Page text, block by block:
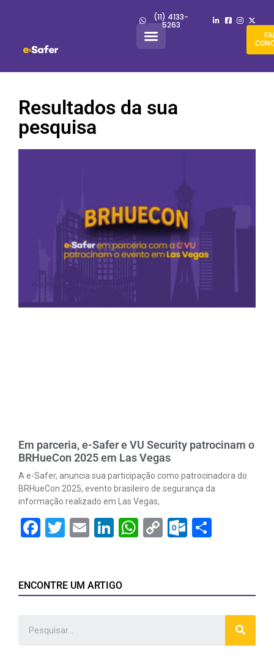
(11) 4133-
5263
Resultados da sua
pesquisa
Em parceria, e-Safer e VU Security patrocinam o
BRHueCon 2025 em Las Vegas
A e-Safer, anuncia sua participação como patrocinadora do
BRHueCon 2025, evento brasileiro de segurança da
informação realizado em Las Vegas,
Facebook
Twitter
EmailLinkedIn
WhatsApp
Copy
ENCONTRE UM ARTIGO